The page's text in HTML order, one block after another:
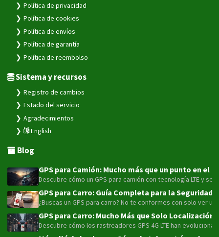
Política de privacidad
Política de cookies
Política de envíos
Política de garantía
Política de reembolso
Sistema y recursos
Registro de cambios
Estado del servicio
Agradecimientos
English
Blog
GPS para Camión: Mucho más que un punto en
Descubre cómo un GPS para camión con tecnología LTE y
GPS para Carro: Guía Completa para la
¿Buscas un GPS para carro? No te conformes con solo ver
GPS para Carro: Mucho Más que Solo Localización
Descubre cómo los rastreadores GPS 4G LTE han